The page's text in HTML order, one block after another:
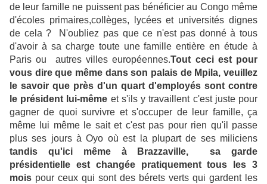
de leur famille ne puissent pas bénéficier au Congo même
d'écoles primaires,collèges, lycées et universités dignes
de cela ? N'oubliez pas que ce n'est pas donné à tous
d'avoir à sa charge toute une famille entière en étude à
Paris ou autres villes européennes.Tout ceci est pour
vous dire que même dans son palais de Mpila, veuillez
le savoir que près d'un quart d'employés sont contre
le président lui-même et s'ils y travaillent c'est juste pour
gagner de quoi survivre et s'occuper de leur famille, ça
même lui même le sait et c'est pas pour rien qu'il passe
plus ses jours à Oyo où est la plupart de ses miliciens
tandis qu'ici même à Brazzaville, sa garde
présidentielle est changée pratiquement tous les 3
mois pour ceux qui sont des bérets verts qui gardent les